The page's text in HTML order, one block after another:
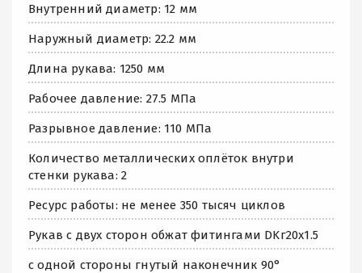
Внутренний диаметр: 12 мм
Наружный диаметр: 22.2 мм
Длина рукава: 1250 мм
Рабочее давление: 27.5 МПа
Разрывное давление: 110 МПа
Количество металлических оплёток внутри
стенки рукава: 2
Ресурс работы: не менее 350 тысяч циклов
Рукав с двух сторон обжат фитингами DKг20х1.5
с одной стороны гнутый наконечник 90°